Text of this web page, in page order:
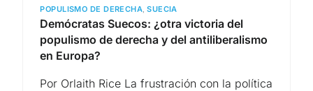
POPULISMO DE DERECHA,SUECIA
Demócratas Suecos: ¿otra victoria del
populismo de derecha y del antiliberalismo
en Europa?
Por Orlaith Rice La frustración con la política